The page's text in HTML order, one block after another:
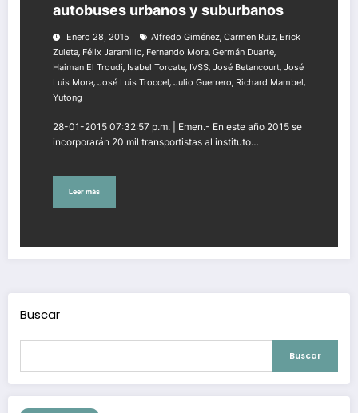
autobuses urbanos y suburbanos
Enero 28, 2015 Alfredo Giménez, Carmen Ruiz, Erick
Zuleta, Félix Jaramillo, Fernando Mora, Germán Duarte,
Haiman El Troudi, Isabel Torcate, IVSS, José Betancourt, José
Luis Mora, José Luis Troccel, Julio Guerrero, Richard Mambel,
Yutong
28-01-2015 07:32:57 p.m. | Emen.- En este año 2015 se
incorporarán 20 mil transportistas al instituto…
Leer más
Buscar
Buscar